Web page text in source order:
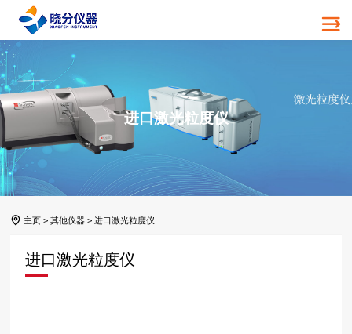
进口激光粒度仪
主页 >其他仪器 >进口激光粒度仪
进口激光粒度仪